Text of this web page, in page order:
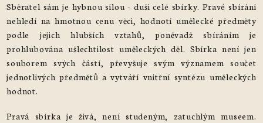
Sběratel sám je hybnou silou - duši celé sbírky. Pravé sbíráni
nehledí na hmotnou cenu věci, hodnotí umělecké předměty
podle jejich hlubších vztahů, poněvadž sbíráním je
prohlubována ušlechtilost uměleckých děl. Sbírka není jen
souborem svých částí, převyšuje svým významem součet
jednotlivých předmětů a vytváří vnitřní syntézu uměleckých
hodnot.
Pravá sbírka je živá, není studeným, zatuchlým museem.